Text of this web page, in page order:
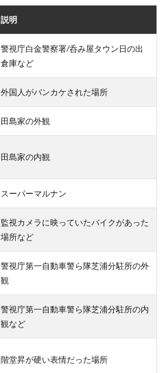
説明
警視庁白金警察署/呑み屋タウン日の出
倉庫など
外国人がバンカケされた場所
田島家の外観
田島家の内観
スーパーマルナン
監視カメラに映っていたバイクがあった
場所など
警視庁第一自動車警ら隊芝浦分駐所の外
観
警視庁第一自動車警ら隊芝浦分駐所の内
観など
階堂昇が硬い表情だった場所